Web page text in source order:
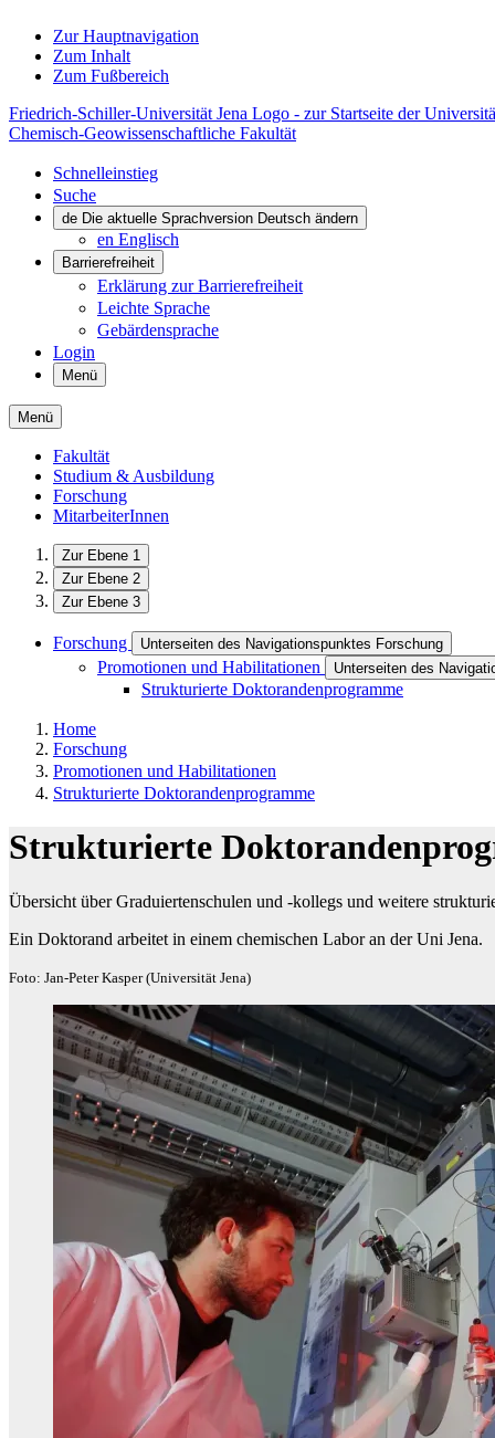
Zur Hauptnavigation
Zum Inhalt
Zum Fußbereich
Friedrich-Schiller-Universität Jena Logo - zur Startseite der
Chemisch-Geowissenschaftliche Fakultät
Schnelleinstieg
Suche
de Die aktuelle Sprachversion Deutsch ändern
en Englisch
Barrierefreiheit
Erklärung zur Barrierefreiheit
Leichte Sprache
Gebärdensprache
Login
Menü
Menü
Fakultät
Studium & Ausbildung
Forschung
MitarbeiterInnen
Zur Ebene 1
Zur Ebene 2
Zur Ebene 3
Forschung Unterseiten des Navigationspunktes Forschung
Promotionen und Habilitationen Unterseiten des
Strukturierte Doktorandenprogramme
Home
Forschung
Promotionen und Habilitationen
Strukturierte Doktorandenprogramme
Strukturierte
Übersicht über Graduiertenschulen und -kollegs und weitere
Ein Doktorand arbeitet in einem chemischen Labor an der Uni Jena.
Foto: Jan-Peter Kasper (Universität Jena)